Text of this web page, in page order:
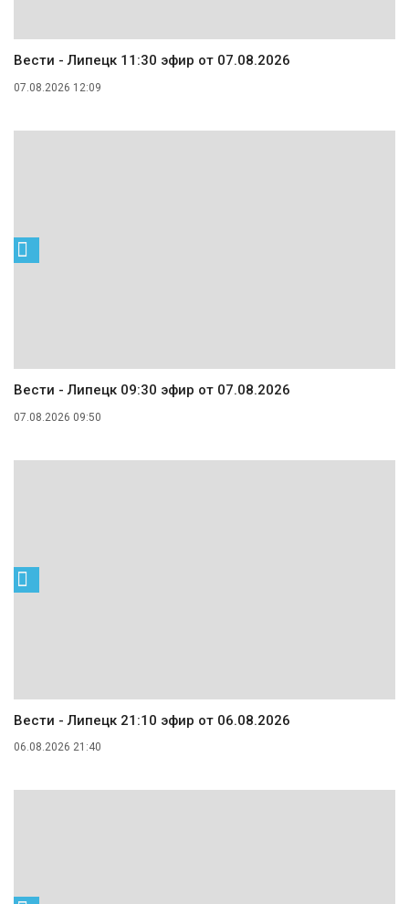
Вести - Липецк 11:30 эфир от 07.08.2026
07.08.2026 12:09
Вести - Липецк 09:30 эфир от 07.08.2026
07.08.2026 09:50
Вести - Липецк 21:10 эфир от 06.08.2026
06.08.2026 21:40